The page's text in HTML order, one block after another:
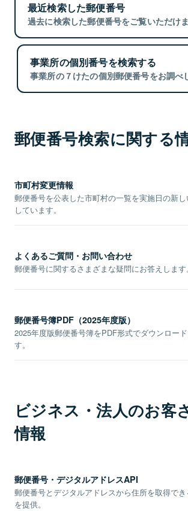
最近検索した郵便番号
過去に検索した郵便番号をご覧いただけま
事業所の個別番号を検索する
事業所の７けたの個別郵便番号をお調べ
郵便番号検索に関する
市町村変更情報
郵便番号を公表した市町村の一覧を実施日の新
しています。
よくあるご質問・お問い合わせ
郵便番号に関するさまざまな疑問にお答えします。
郵便番号簿PDF（2025年度版）
2025年度版郵便番号簿をPDF形式でダウンロー
す。
ビジネス・法人のお客
情報
郵便番号・デジタルアドレスAPI
郵便番号とデジタルアドレスから住所を取得で
を提供。